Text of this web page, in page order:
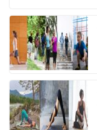
c
e
b
o
o
k
itt
er